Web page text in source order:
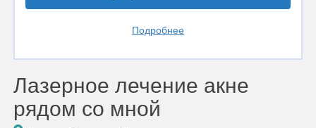
Подробнее
Лазерное лечение акне
рядом со мной